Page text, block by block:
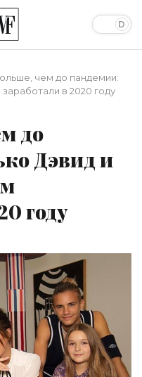
чем до пандемии:
в 2020 году
до
Дэвид и
году